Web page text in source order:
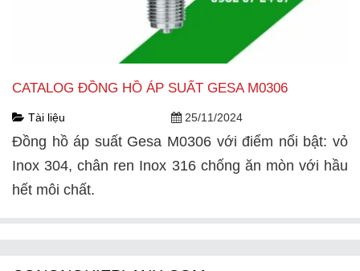
CATALOG ĐỒNG HỒ ÁP SUẤT GESA M0306
Tài liệu 25/11/2024
Đồng hồ áp suất Gesa M0306 với điểm nổi bật: vỏ
Inox 304, chân ren Inox 316 chống ăn mòn với hầu
hết môi chất.